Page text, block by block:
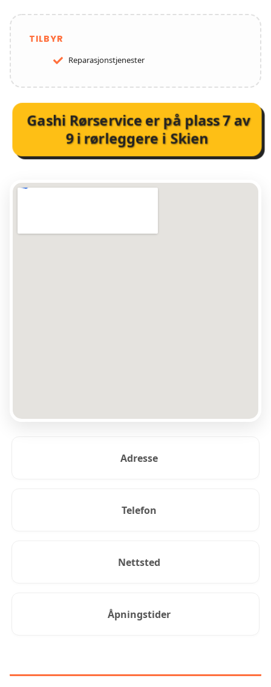
TILBYR
Reparasjonstjenester
Gashi Rørserviceer på plass7av
9 i rørleggere i Skien
Adresse
Telefon
Nettsted
Åpningstider